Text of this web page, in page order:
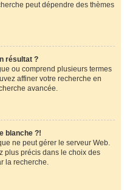
peut dépendre des thèmes
résultat ?
ou comprend plusieurs termes
affiner votre recherche en
avancée.
blanche ?!
ne peut gérer le serveur Web.
plus précis dans le choix des
la recherche.